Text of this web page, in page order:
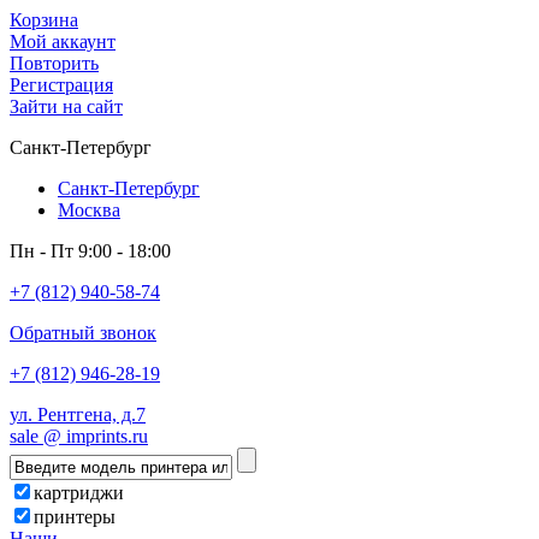
Корзина
Мой аккаунт
Повторить
Регистрация
Зайти на сайт
Санкт-Петербург
Санкт-Петербург
Москва
Пн - Пт 9:00 - 18:00
+7 (812) 940-58-74
Обратный звонок
+7 (812) 946-28-19
ул. Рентгена, д.7
sale @ imprints.ru
картриджи
принтеры